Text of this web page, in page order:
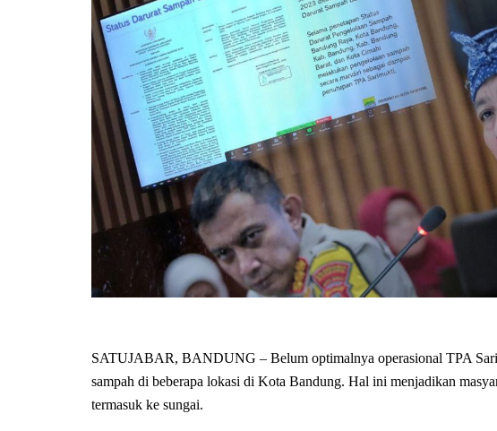
SATUJABAR, BANDUNG – Belum optimalnya operasional TPA
sampah di beberapa lokasi di Kota Bandung. Hal ini menjadikan
termasuk ke sungai.